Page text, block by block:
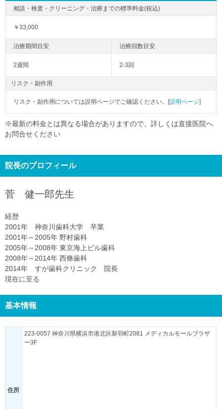
￥33,000
2週間 2-3回
リスク・副作用
リスク・副作用については説明ページでご確認ください。[説明ページ]
※最新の料金とは異なる場合がありますので、詳しくは直接医院へ
お問合せください
院長のプロフィール
菅 健一郎先生
経歴
2001年 神奈川歯科大学 卒業
2001年～2005年 野村歯科
2005年～2008年 東京海上ビル歯科
2008年～2014年 西條歯科
2014年 すが歯科クリニック 院長
現在に至る
基本情報
住所
223-0057 神奈川県横浜市港北区新羽町2081 メディカルモールブラザ
ー3F